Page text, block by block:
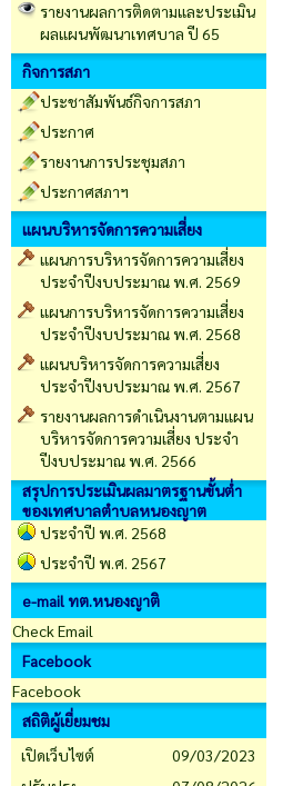
รายงานผลการติดตามและประเมิน
ผลแผนพัฒนาเทศบาล ปี 65
กิจการสภา
ประชาสัมพันธ์กิจการสภา
ประกาศ
รายงานการประชุมสภา
ประกาศสภาฯ
แผนบริหารจัดการความเสี่ยง
แผนการบริหารจัดการความเสี่ยง
ประจำปีงบประมาณ พ.ศ. 2569
แผนการบริหารจัดการความเสี่ยง
ประจำปีงบประมาณ พ.ศ. 2568
แผนบริหารจัดการความเสี่ยง
ประจำปีงบประมาณ พ.ศ. 2567
รายงานผลการดำเนินงานตามแผน
บริหารจัดการความเสี่ยง ประจำ
ปีงบประมาณ พ.ศ. 2566
สรุปการประเมินผลมาตรฐานขั้นต่ำ
ของเทศบาลตำบลหนองญาต
ประจำปี พ.ศ. 2568
ประจำปี พ.ศ. 2567
e-mail ทต.หนองญาติ
Check Email
Facebook
Facebook
สถิติผู้เยี่ยมชม
เปิดเว็บไซต์
09/03/2023